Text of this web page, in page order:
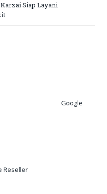
Siap Layani
Google
Reseller